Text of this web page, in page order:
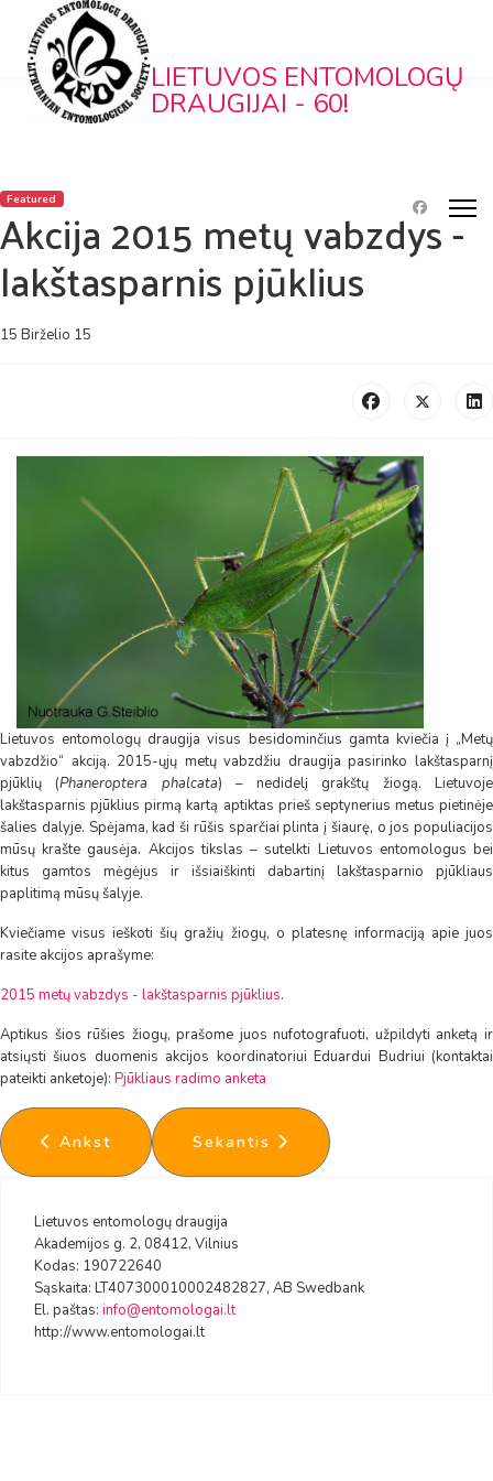
LIETUVOS ENTOMOLOGŲ
DRAUGIJAI - 60!
Featured
Akcija 2015 metų vabzdys -
lakštasparnis pjūklius
15 Birželio 15
Lietuvos entomologų draugija visus besidominčius gamta kviečia į „Metų
vabzdžio“ akciją. 2015-ųjų metų vabzdžiu draugija pasirinko lakštasparnį
pjūklių (Phaneroptera phalcata) – nedidelį grakštų žiogą. Lietuvoje
lakštasparnis pjūklius pirmą kartą aptiktas prieš septynerius metus pietinėje
šalies dalyje. Spėjama, kad ši rūšis sparčiai plinta į šiaurę, o jos populiacijos
mūsų krašte gausėja. Akcijos tikslas – sutelkti Lietuvos entomologus bei
kitus gamtos mėgėjus ir išsiaiškinti dabartinį lakštasparnio pjūkliaus
paplitimą mūsų šalyje.
Kviečiame visus ieškoti šių gražių žiogų, o platesnę informaciją apie juos
rasite akcijos aprašyme:
2015 metų vabzdys - lakštasparnis pjūklius.
Aptikus šios rūšies žiogų, prašome juos nufotografuoti, užpildyti anketą ir
atsiųsti šiuos duomenis akcijos koordinatoriui Eduardui Budriui (kontaktai
pateikti anketoje): Pjūkliaus radimo anketa
Ankstesnis straipsnis: Draugijos narių
Ankst Kitas straipsnis: Tarptautinė
Sekantis
Lietuvos entomologų draugija
Akademijos g. 2, 08412, Vilnius
Kodas: 190722640
Sąskaita: LT407300010002482827, AB Swedbank
El. paštas: info@entomologai.lt
http://www.entomologai.lt